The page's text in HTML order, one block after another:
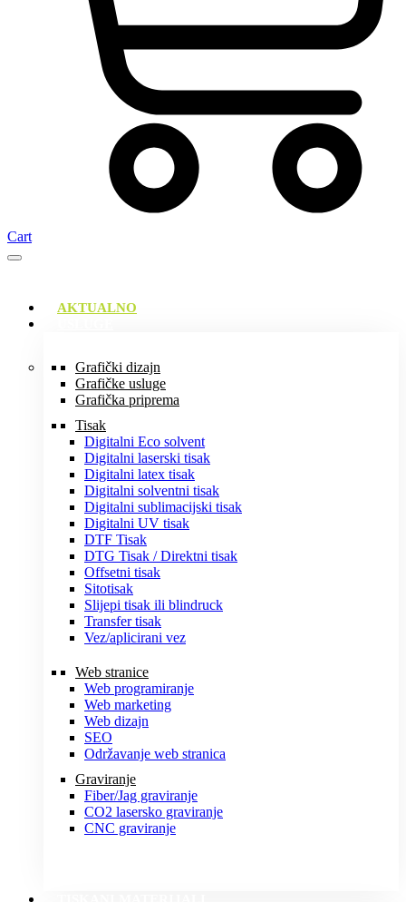
Cart
AKTUALNO
Grafički dizajn
Grafičke usluge
Grafička priprema
Tisak
Digitalni Eco solvent
Digitalni laserski tisak
Digitalni latex tisak
Digitalni solventni tisak
Digitalni sublimacijski tisak
Digitalni UV tisak
DTF Tisak
DTG Tisak / Direktni tisak
Offsetni tisak
Sitotisak
Slijepi tisak ili blindruck
Transfer tisak
Vez/aplicirani vez
Web stranice
Web programiranje
Web marketing
Web dizajn
SEO
Održavanje web stranica
Graviranje
Fiber/Jag graviranje
CO2 lasersko graviranje
CNC graviranje